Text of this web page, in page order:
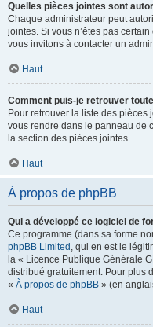
Quelles pièces jointes sont
Chaque administrateur peut
jointes. Si vous n’êtes pas
vous invitons à contacter un
Haut
Comment puis-je retrouver
Pour retrouver la liste des
vous rendre dans le panneau de
la section des pièces jointes.
Haut
À propos de phpBB
Qui a développé ce logiciel de
Ce programme (dans sa forme
phpBB Limited , qui en est le
la « Licence Publique Générale
distribué gratuitement. Pour plus
« À propos de phpBB » (en
Haut